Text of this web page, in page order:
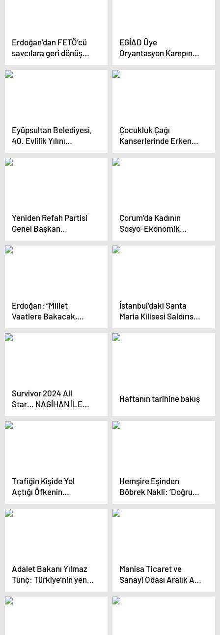
Erdoğan’dan FETÖ’cü
savcılara geri dönüş
yolu açan Danıştay
kararına tepki: Buna
EGİAD Üye
Oryantasyon Kampına
100’e Yakın Yeni Üye
Katıldı
Eyüpsultan Belediyesi,
40. Evlilik Yılını
Kutlayan Çiftler İçin
Özel Program
Çocukluk Çağı
Kanserlerinde Erken
Teşhis Önemli
Yeniden Refah Partisi
Genel Başkan
Yardımcısı Suat Kılıç,
Mazot Zamlarını
Çorum’da Kadının
Sosyo-Ekonomik
Durumunun
Güçlendirilmesi
Erdoğan: “Millet
Vaatlere Bakacak,
Hangi Belediye
Başkanı Tarafından
İstanbul’daki Santa
Maria Kilisesi Saldırısı
İtalya Basınında Geniş
Yankı Buldu
Survivor 2024 All
Star… NAGİHAN İLE
SAHRA ARASINDA
BÜYÜK GERGİNLİK!
Haftanın tarihine bakış
Trafiğin Kişide Yol
Açtığı Öfkenin
Nedenleri ve Başa
Çıkma Yolları
Hemşire Eşinden
Böbrek Nakli: ‘Doğru
Eşi Seçmek Çok
Önemliymiş’
Adalet Bakanı Yılmaz
Tunç: Türkiye’nin yeni
bir anayasaya ihtiyacı
var
Manisa Ticaret ve
Sanayi Odası Aralık Ayı
Meclis Toplantısı
Gerçekleştirildi